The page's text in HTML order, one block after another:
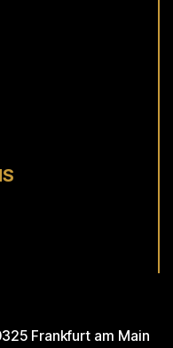
Frankfurt am Main